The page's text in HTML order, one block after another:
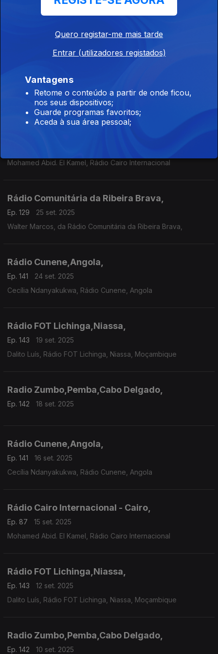
Radio Zumbo, Pemba,Cabo Delgado,
António Bote, Rádio Zumbo, Moçambique
Ep. 161
29 set. 2025
Cecília Ndanyakukwa, Rádio Cunene, Angola
Mohamed Abid. El Kamel, Rádio Cairo Internacional
Rádio Comunitária da Ribeira Brava,
Ep. 129
25 set. 2025
Walter Marcos, da Rádio Comunitária da Ribeira Brava,
Rádio Cunene,Angola,
Ep. 141
24 set. 2025
Cecília Ndanyakukwa, Rádio Cunene, Angola
Rádio FOT Lichinga,Niassa,
Ep. 143
19 set. 2025
Dalito Luís, Rádio FOT Lichinga, Niassa, Moçambique
Radio Zumbo,Pemba,Cabo Delgado,
Ep. 142 18 set. 2025
Rádio Cunene,Angola,
Ep. 141
16 set. 2025
Cecília Ndanyakukwa, Rádio Cunene, Angola
Rádio Cairo Internacional - Cairo,
Ep. 87
15 set. 2025
Mohamed Abid. El Kamel, Rádio Cairo Internacional
Rádio FOT Lichinga,Niassa,
Ep. 143
12 set. 2025
Dalito Luís, Rádio FOT Lichinga, Niassa, Moçambique
Radio Zumbo,Pemba,Cabo Delgado,
Ep. 142
10 set. 2025
Quero registar-me mais tarde
Entrar (utilizadores registados)
Vantagens
Retome o conteúdo a partir de onde ficou,
nos seus dispositivos;
Guarde programas favoritos;
Aceda à sua área pessoal;